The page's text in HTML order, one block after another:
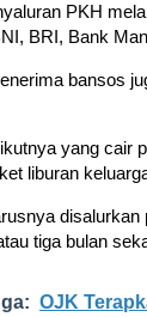
PKH
BRI, Bank
bansos
yang cair
liburan
disalurkan
tiga bulan
OJK